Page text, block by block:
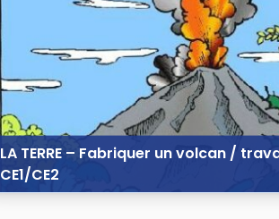
LA TERRE – Fabriquer un volcan /
CE1/CE2